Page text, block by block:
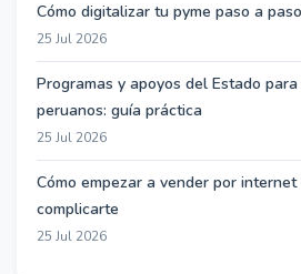
Cómo digitalizar tu pyme paso a paso
25 Jul 2026
Programas y apoyos del Estado
peruanos: guía práctica
25 Jul 2026
Cómo empezar a vender por
complicarte
25 Jul 2026